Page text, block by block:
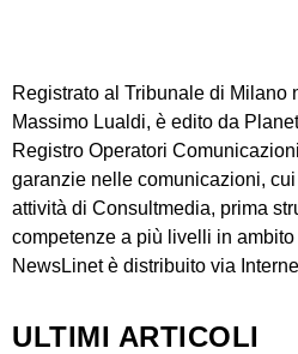
Registrato al Tribunale di Milano
Massimo Lualdi, è edito da
Registro Operatori
garanzie nelle comunicazioni,
attività di Consultmedia, prima
competenze a più livelli in
NewsLinet è distribuito via
ULTIMI ARTICOLI